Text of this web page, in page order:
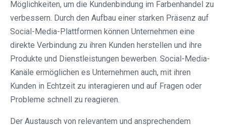
Möglichkeiten, um die Kundenbindung im Farbenhandel zu
verbessern. Durch den Aufbau einer starken Präsenz auf
Social-Media-Plattformen können Unternehmen eine
direkte Verbindung zu ihren Kunden herstellen und ihre
Produkte und Dienstleistungen bewerben. Social-Media-
Kanäle ermöglichen es Unternehmen auch, mit ihren
Kunden in Echtzeit zu interagieren und auf Fragen oder
Probleme schnell zu reagieren.
Der Austausch von relevantem und ansprechendem